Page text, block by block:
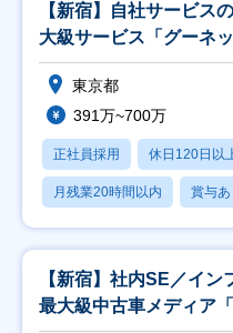
【新宿】自社サービス
大級サービス「グーネッ
東京都
391万~700万
正社員採用 休日120日以
月残業20時間以内 賞与あ
【新宿】社内SE／イ
最大級中古車メディア